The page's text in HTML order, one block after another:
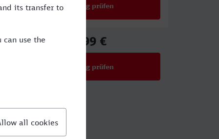
Verbindung prüfen
49,99 €
Verbindung prüfen